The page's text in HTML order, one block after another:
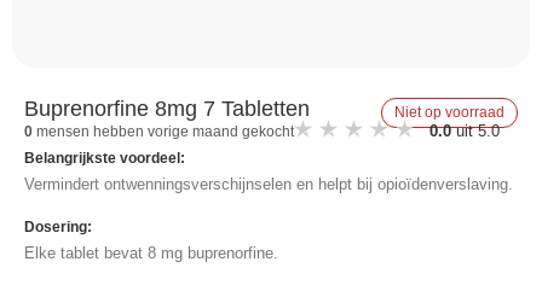
Niet op voorraad
Buprenorfine 8mg 7 Tabletten
0 mensen hebben vorige maand gekocht 0.0uit 5.0
Belangrijkste voordeel:
Vermindert ontwenningsverschijnselen en helpt bij opioïdenverslaving.
Dosering:
Elke tablet bevat 8 mg buprenorfine.